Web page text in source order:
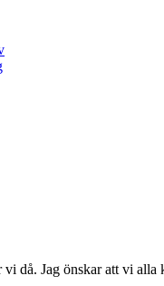
då. Jag önskar att vi alla